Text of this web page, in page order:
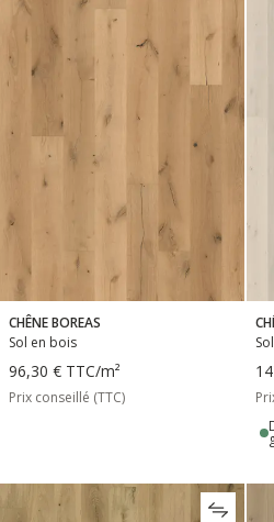
CHÊNE BOREAS
Sol en bois
96,30 € TTC/m²
Prix conseillé (TTC)